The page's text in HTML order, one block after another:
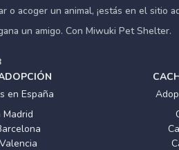
o acoger un animal, ¡estás en el sitio
un amigo. Con Miwuki Pet Shelter.
en España
Madrid